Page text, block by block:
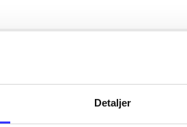
Detaljer